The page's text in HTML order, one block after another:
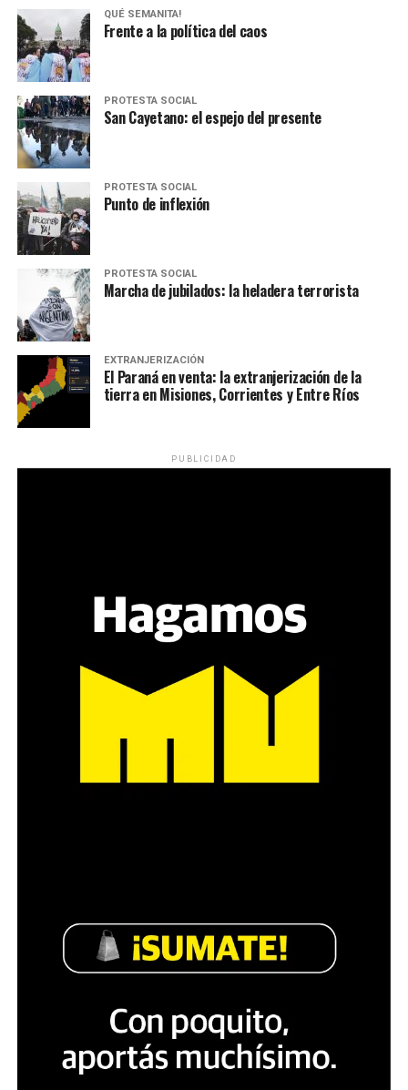
QUÉ SEMANITA!
Frente a la política del caos
PROTESTA SOCIAL
San Cayetano: el espejo del presente
PROTESTA SOCIAL
Punto de inflexión
PROTESTA SOCIAL
Marcha de jubilados: la heladera terrorista
EXTRANJERIZACIÓN
El Paraná en venta: la extranjerización de la
tierra en Misiones, Corrientes y Entre Ríos
PUBLICIDAD